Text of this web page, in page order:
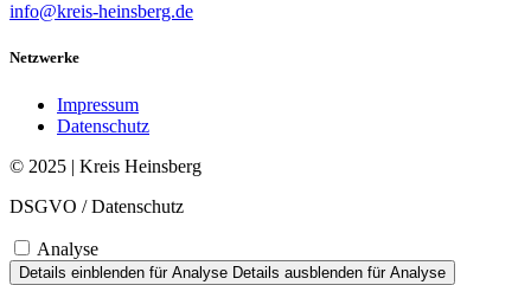
info@kreis-heinsberg.de
Netzwerke
Impressum
Datenschutz
© 2025 | Kreis Heinsberg
DSGVO / Datenschutz
Analyse
Details einblenden für Analyse Details ausblenden für Analyse